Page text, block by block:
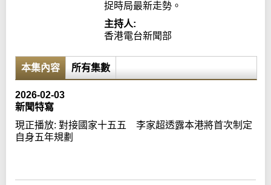
捉時局最新走勢。
主持人:
香港電台新聞部
本集內容 所有集數
2026-02-03
新聞特寫
現正播放: 對接國家十五五 李家超透露本港將首次制定
自身五年規劃